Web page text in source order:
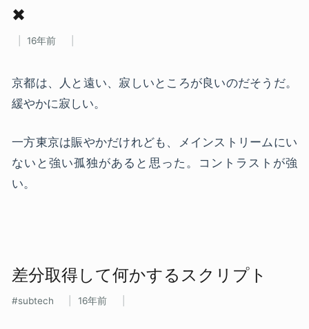
✖
16年前
京都は、人と遠い、寂しいところが良いのだそうだ。
緩やかに寂しい。
一方東京は賑やかだけれども、メインストリームにい
ないと強い孤独があると思った。コントラストが強
い。
差分​取得して​何かする​スクリプト
subtech 16年前